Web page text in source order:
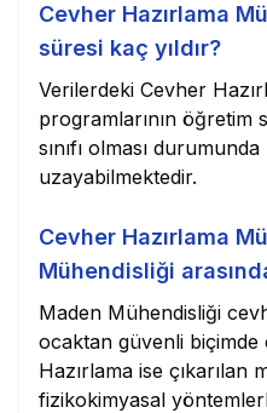
Cevher Hazırlama
süresi kaç yıldır?
Verilerdeki Cevher
programlarının öğretim
sınıfı olması
uzayabilmektedir.
Cevher Hazırlama
Mühendisliği
Maden Mühendisliği
ocaktan güvenli biçimde
Hazırlama ise çıkarılan
fizikokimyasal